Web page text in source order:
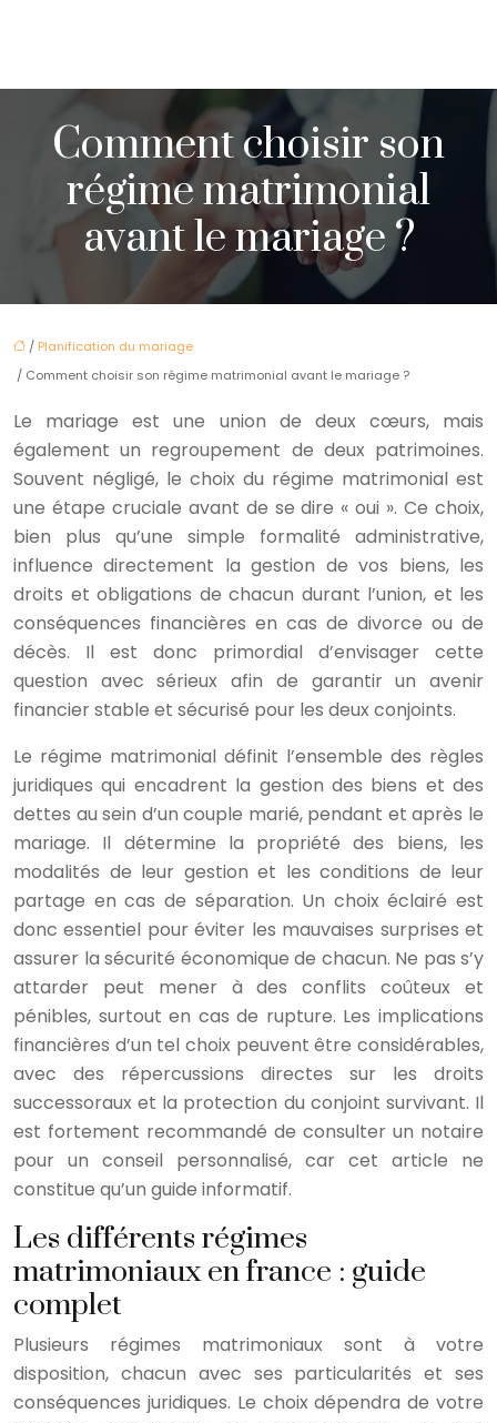
Comment choisir son
régime matrimonial
avant le mariage ?
/ Planification du mariage
/ Comment choisir son régime matrimonial avant le mariage ?
Le mariage est une union de deux cœurs, mais
également un regroupement de deux patrimoines.
Souvent négligé, le choix du régime matrimonial est
une étape cruciale avant de se dire « oui ». Ce choix,
bien plus qu’une simple formalité administrative,
influence directement la gestion de vos biens, les
droits et obligations de chacun durant l’union, et les
conséquences financières en cas de divorce ou de
décès. Il est donc primordial d’envisager cette
question avec sérieux afin de garantir un avenir
financier stable et sécurisé pour les deux conjoints.
Le régime matrimonial définit l’ensemble des règles
juridiques qui encadrent la gestion des biens et des
dettes au sein d’un couple marié, pendant et après le
mariage. Il détermine la propriété des biens, les
modalités de leur gestion et les conditions de leur
partage en cas de séparation. Un choix éclairé est
donc essentiel pour éviter les mauvaises surprises et
assurer la sécurité économique de chacun. Ne pas s’y
attarder peut mener à des conflits coûteux et
pénibles, surtout en cas de rupture. Les implications
financières d’un tel choix peuvent être considérables,
avec des répercussions directes sur les droits
successoraux et la protection du conjoint survivant. Il
est fortement recommandé de consulter un notaire
pour un conseil personnalisé, car cet article ne
constitue qu’un guide informatif.
Les différents régimes
matrimoniaux en france : guide
complet
Plusieurs régimes matrimoniaux sont à votre
disposition, chacun avec ses particularités et ses
conséquences juridiques. Le choix dépendra de votre